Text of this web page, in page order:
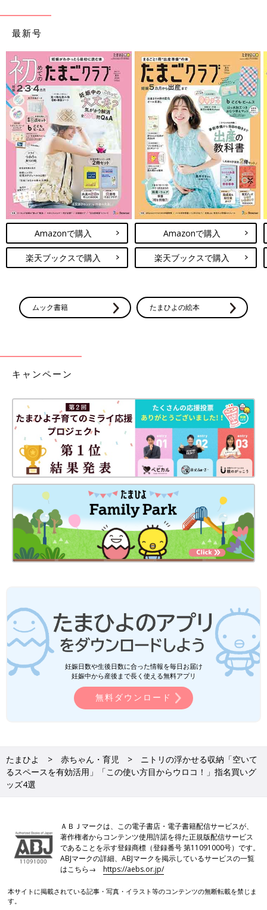
最新号
Amazonで購入
楽天ブックスで購入
Amazonで購入
楽天ブックスで購入
ムック書籍 たまひよの絵本
キャンペーン
妊娠日数や生後日数に合った情報を毎日お届け
妊娠中から産後まで長く使える無料アプリ
無料ダウンロード
たまひよ 赤ちゃん・育児
ニトリの浮かせる収納「空いて
るスペースを有効活用」「この使い方目からウロコ！」指名買いグ
ッズ4選
ＡＢＪマークは、この電子書店・電子書籍配信サービスが、
著作権者からコンテンツ使用許諾を得た正規版配信サービス
であることを示す登録商標（登録番号 第11091000号）です。
ABJマークの詳細、ABJマークを掲示しているサービスの一覧
はこちら→https://aebs.or.jp/
本サイトに掲載されている記事・写真・イラスト等のコンテンツの無断転載を禁じま
す。